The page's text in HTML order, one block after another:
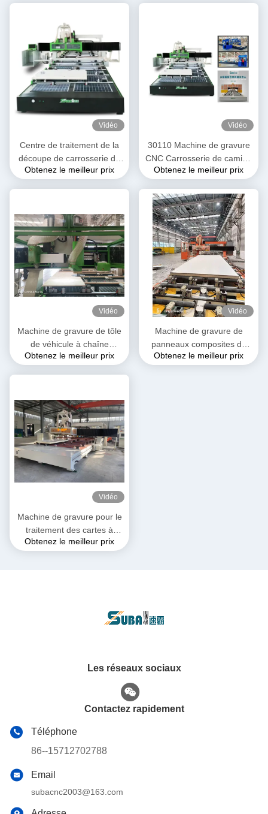
Vidéo
Centre de traitement de la
découpe de carrosserie de
véhicule automobile pour
Obtenez le meilleur prix
Vidéo
30110 Machine de gravure
CNC Carrosserie de camion
réfrigérée Carrosserie de
Obtenez le meilleur prix
Vidéo
Machine de gravure de tôle
de véhicule à chaîne
froide/véhicule réfrigéré à
Obtenez le meilleur prix
Vidéo
Machine de gravure de
panneaux composites de
cabines de camions
Obtenez le meilleur prix
Vidéo
Machine de gravure pour le
traitement des cartes à
extrusion de mousse de
Obtenez le meilleur prix
Les réseaux sociaux
Contactez rapidement
Téléphone
86--15712702788
Email
subacnc2003@163.com